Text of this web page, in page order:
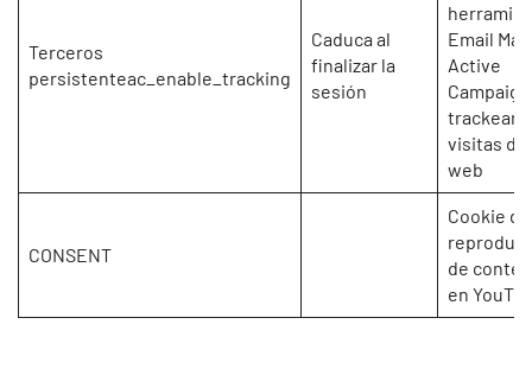
Terceros
persistenteac_enable_tracking
Caduca al
finalizar la
sesión
Email
Active
trackear
visitas de
web
CONSENT
Cookie de
de
en